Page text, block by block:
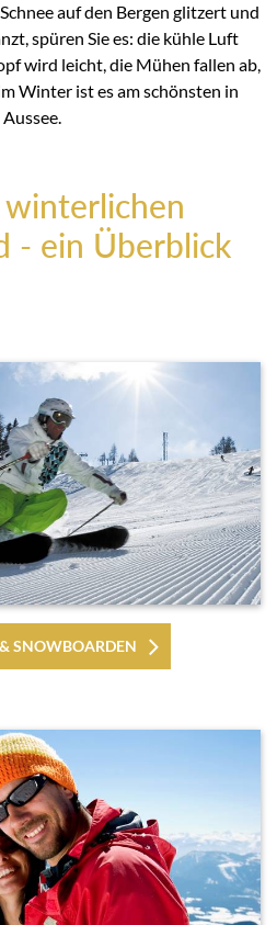
auf den Bergen glitzert und
spüren Sie es: die kühle Luft
wird leicht, die Mühen fallen ab,
Winter ist es am schönsten in
Aussee.
- ein Überblick
SNOWBOARDEN